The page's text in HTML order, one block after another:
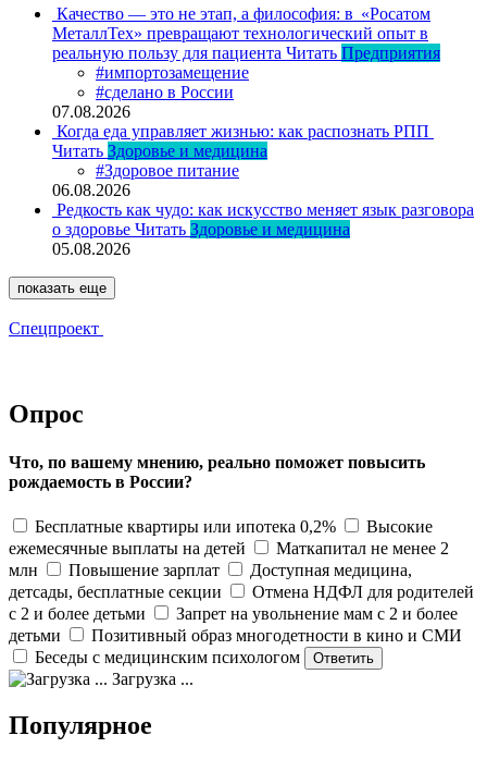
Качество — это не этап, а философия: в «Росатом
МеталлТех» превращают технологический опыт в
реальную пользу для пациента Читать Предприятия
#импортозамещение
#сделано в России
07.08.2026
Когда еда управляет жизнью: как распознать РПП
Читать Здоровье и медицина
#Здоровое питание
06.08.2026
Редкость как чудо: как искусство меняет язык разговора
о здоровье Читать Здоровье и медицина
05.08.2026
показать еще
Спецпроект
Опрос
Что, по вашему мнению, реально поможет повысить
рождаемость в России?
Бесплатные квартиры или ипотека 0,2%
Высокие
ежемесячные выплаты на детей
Маткапитал не менее 2
млн
Повышение зарплат
Доступная медицина,
детсады, бесплатные секции
Отмена НДФЛ для родителей
с 2 и более детьми
Запрет на увольнение мам с 2 и более
детьми
Позитивный образ многодетности в кино и СМИ
Беседы с медицинским психологом
Загрузка ...
Популярное